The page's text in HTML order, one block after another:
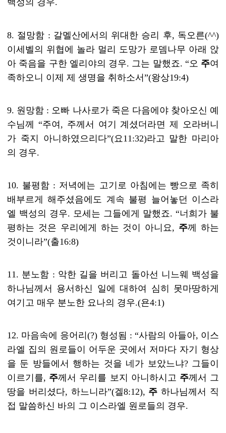
백성의 경우.
8. 절망함 : 갈멜산에서의 위대한 승리 후, 독오른(^^)
이세벨의 위협에 놀라 멀리 도망가 로뎀나무 아래 앉
아 죽음을 구한 엘리야의 경우. 그는 말했죠. “오 주여
족하오니 이제 제 생명을 취하소서”(왕상19:4)
9. 원망함 : 오빠 나사로가 죽은 다음에야 찾아오신 예
수님께 “주여 , 주께서 여기 계셨더라면 제 오라버니
가 죽지 아니하였으리다”(요 11:32)라고 말한 마리아
의 경우.
10. 불평함 : 저녁에는 고기로 아침에는 빵으로 족히
배부르게 해주셨음에도 계속 불평 늘어놓던 이스라
엘 백성의 경우. 모세는 그들에게 말했죠. “너희가 불
평하는 것은 우리에게 하는 것이 아니요 , 주께 하는
것이니라”(출16:8)
11. 분노함 : 악한 길을 버리고 돌아선 니느웨 백성을
하나님께서 용서하신 일에 대하여 심히 못마땅하게
여기고 매우 분노한 요나의 경우.(욘4:1)
12. 마음속에 응어리(?) 형성됨 : “사람의 아들아, 이스
라엘 집의 원로들이 어두운 곳에서 저마다 자기 형상
을 둔 방들에서 행하는 것을 네가 보았느냐? 그들이
이르기를, 주께서 우리를 보지 아니하시고 주께서 그
땅을 버리셨다, 하느니라”(겔8:12), 주하나님께서 직
접 말씀하신 바의 그 이스라엘 원로들의 경우.